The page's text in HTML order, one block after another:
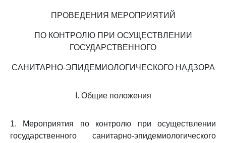
ПРОВЕДЕНИЯ МЕРОПРИЯТИЙ
ПО КОНТРОЛЮ ПРИ ОСУЩЕСТВЛЕНИИ
ГОСУДАРСТВЕННОГО
САНИТАРНО-ЭПИДЕМИОЛОГИЧЕСКОГО НАДЗОРА
I. Общие положения
1. Мероприятия по контролю при осуществлении
государственного санитарно-эпидемиологического